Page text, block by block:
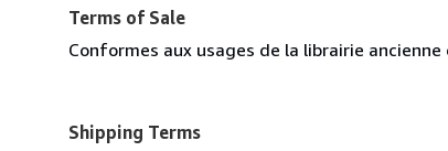
Terms of Sale
Conformes aux usages de la librairie ancienne
Shipping Terms